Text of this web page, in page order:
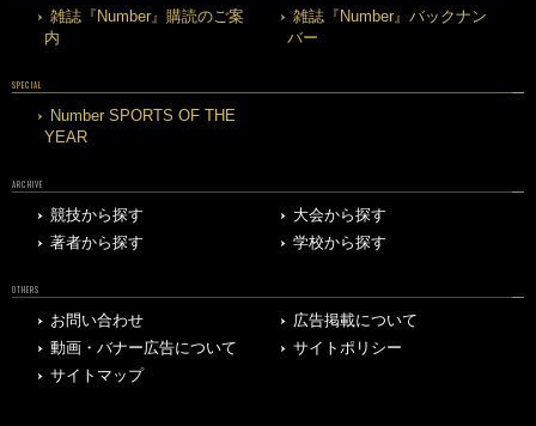
雑誌『Number』購読のご案
内
雑誌『Number』バックナン
バー
SPECIAL
Number SPORTS OF THE
YEAR
ARCHIVE
競技から探す
大会から探す
著者から探す
学校から探す
OTHERS
お問い合わせ
広告掲載について
動画・バナー広告について
サイトポリシー
サイトマップ